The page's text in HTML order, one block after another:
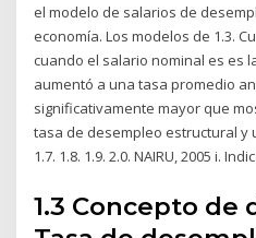
el modelo de salarios de
economía. Los modelos de 1.3.
cuando el salario nominal es es
aumentó a una tasa promedio
significativamente mayor que
tasa de desempleo estructural y
1.7. 1.8. 1.9. 2.0. NAIRU, 2005 i.
1.3 Concepto de